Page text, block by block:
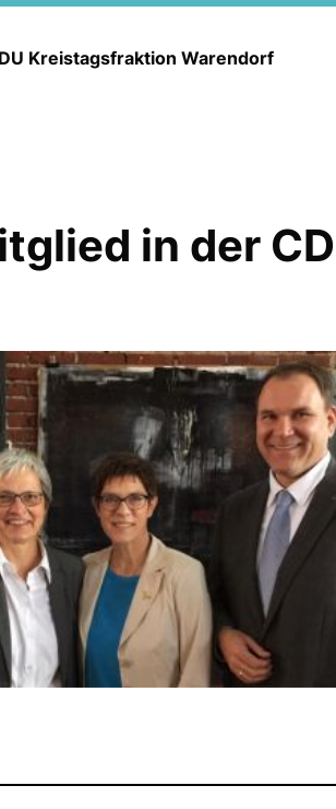
Kreistagsfraktion Warendorf
in der